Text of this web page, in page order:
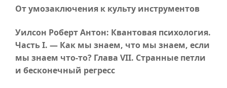
От умозаключения к культу инструментов
Уилсон Роберт Антон: Квантовая психология.
Часть I. — Как мы знаем, что мы знаем, если
мы знаем что-то? Глава VII. Странные петли
и бесконечный регресс